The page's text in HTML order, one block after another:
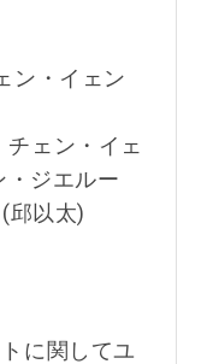
ン・イェン
ェン・イェ
・ジエルー
邱以太)
に関してユ